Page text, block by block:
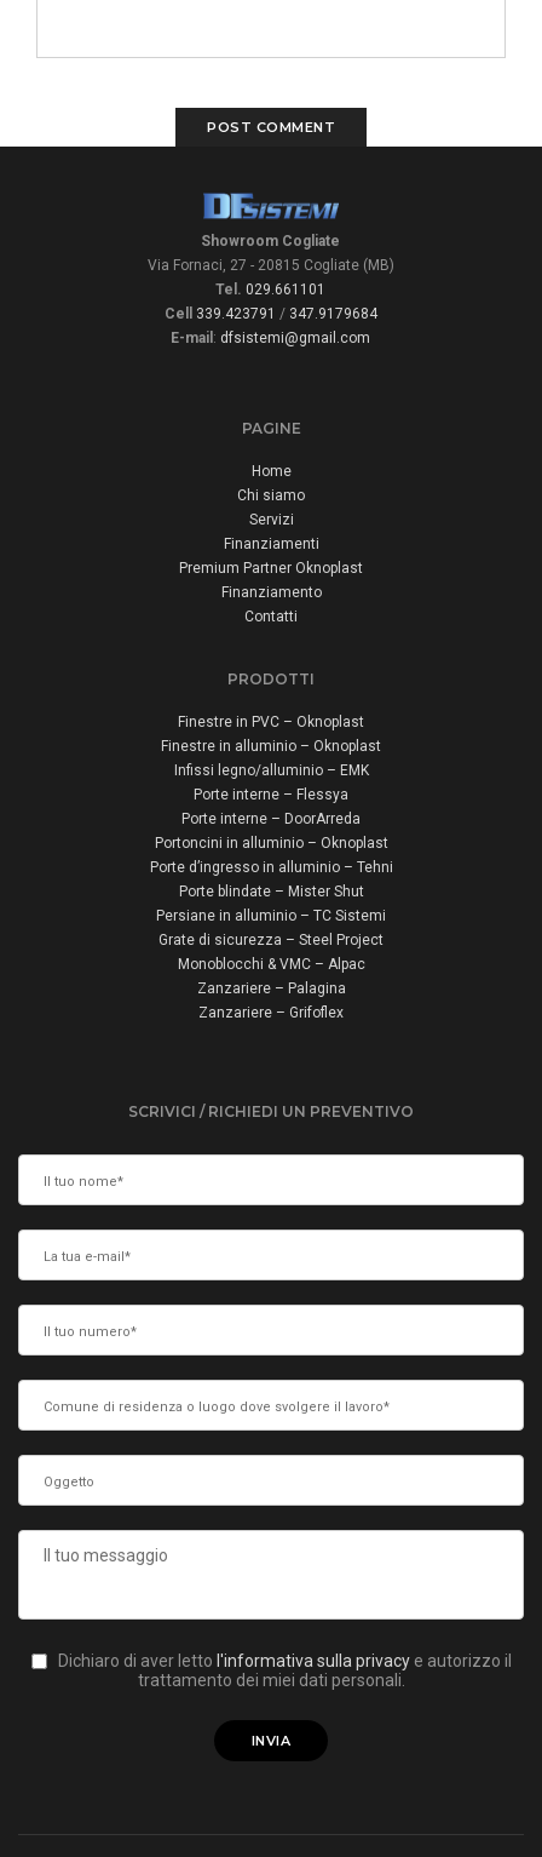
Showroom Cogliate
Via Fornaci, 27 - 20815 Cogliate (MB)
Tel. 029.661101
Cell
339.423791 / 347.9179684
E-mail : dfsistemi@gmail.com
PAGINE
Home
Chi siamo
Servizi
Finanziamenti
Premium Partner Oknoplast
Finanziamento
Contatti
PRODOTTI
Finestre in PVC – Oknoplast
Finestre in alluminio – Oknoplast
Infissi legno/alluminio – EMK
Porte interne – Flessya
Porte interne – DoorArreda
Portoncini in alluminio – Oknoplast
Porte d’ingresso in alluminio – Tehni
Porte blindate – Mister Shut
Persiane in alluminio – TC Sistemi
Grate di sicurezza – Steel Project
Monoblocchi & VMC – Alpac
Zanzariere – Palagina
Zanzariere – Grifoflex
SCRIVICI / RICHIEDI UN PREVENTIVO
Dichiaro di aver letto l'informativa sulla privacy e autorizzo il
trattamento dei miei dati personali.